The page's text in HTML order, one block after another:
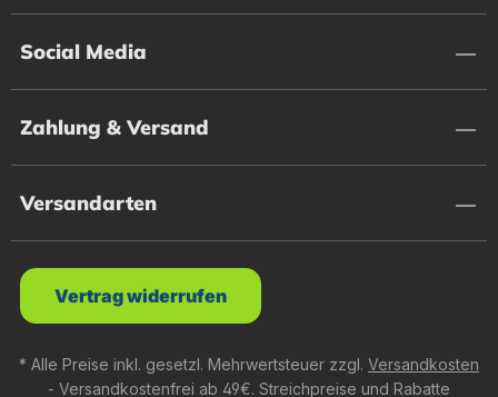
Social Media
Zahlung & Versand
Versandarten
Vertrag widerrufen
* Alle Preise inkl. gesetzl. Mehrwertsteuer zzgl. Versandkosten
- Versandkostenfrei ab 49€. Streichpreise und Rabatte